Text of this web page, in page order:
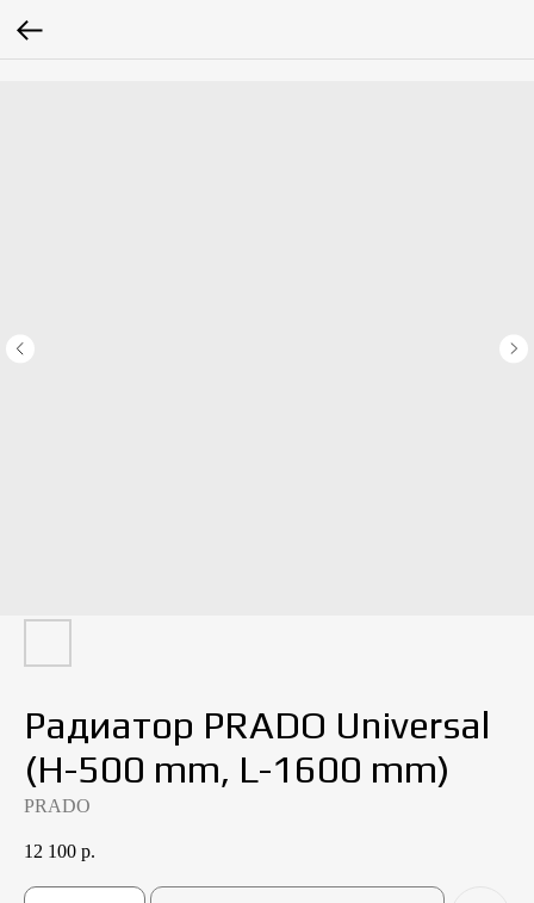
Радиатор PRADO Universal
(H-500 mm, L-1600 mm)
PRADO
12 100 р.